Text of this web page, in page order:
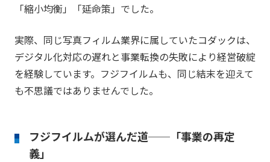
「縮小均衡」「延命策」でした。
実際、同じ写真フィルム業界に属していたコダックは、
デジタル化対応の遅れと事業転換の失敗により経営破綻
を経験しています。フジフイルムも、同じ結末を迎えて
も不思議ではありませんでした。
フジフイルムが選んだ道──「事業の再定
義」